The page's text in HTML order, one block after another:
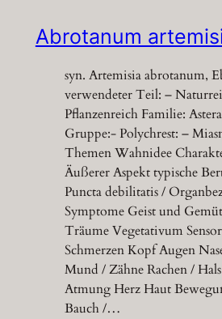
Abrotanum
syn. Artemisia abrotanum,
verwendeter Teil: –
Pflanzenreich Familie:
Gruppe:- Polychrest: –
Themen Wahnidee
Äußerer Aspekt typische
Puncta debilitatis /
Symptome Geist und
Träume Vegetativum
Schmerzen Kopf Augen
Mund / Zähne Rachen /
Atmung Herz Haut
Bauch /…